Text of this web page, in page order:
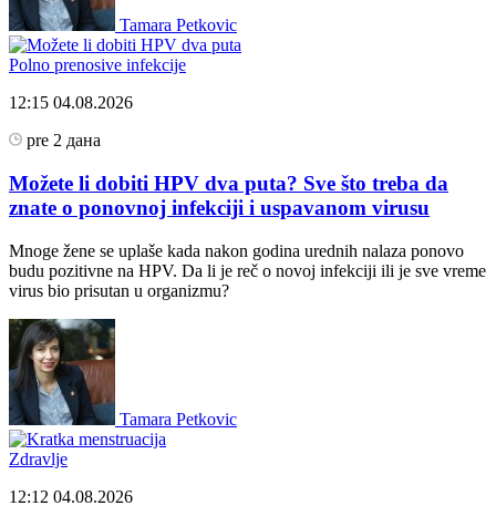
Tamara Petkovic
Polno prenosive infekcije
12:15 04.08.2026
pre 2 дана
Možete li dobiti HPV dva puta? Sve što treba da
znate o ponovnoj infekciji i uspavanom virusu
Mnoge žene se uplaše kada nakon godina urednih nalaza ponovo
budu pozitivne na HPV. Da li je reč o novoj infekciji ili je sve vreme
virus bio prisutan u organizmu?
Tamara Petkovic
Zdravlje
12:12 04.08.2026